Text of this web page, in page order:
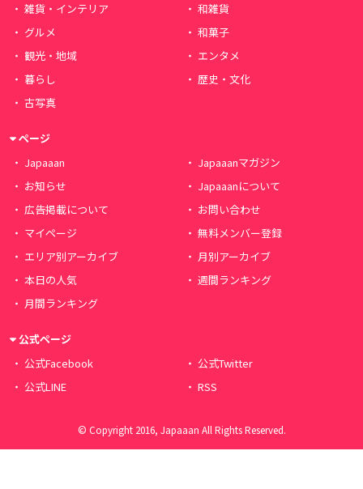
雑貨・インテリア
和雑貨
グルメ
和菓子
観光・地域
エンタメ
暮らし
歴史・文化
古写真
ページ
Japaaan
Japaaanマガジン
お知らせ
Japaaanについて
広告掲載について
お問い合わせ
マイページ
無料メンバー登録
エリア別アーカイブ
月別アーカイブ
本日の人気
週間ランキング
月間ランキング
公式ページ
公式Facebook
公式Twitter
公式LINE
RSS
© Copyright 2016, Japaaan All Rights Reserved.